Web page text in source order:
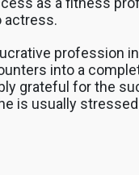
actress.
profession
into a
grateful for the
is usually